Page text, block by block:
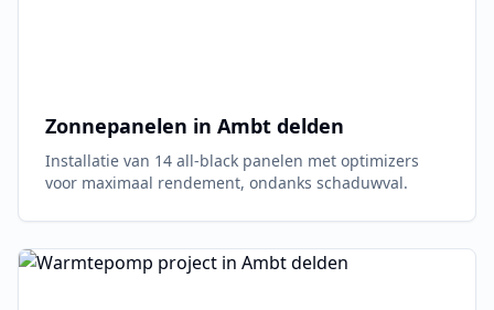
Zonnepanelen in Ambt delden
Installatie van 14 all-black panelen met optimizers
voor maximaal rendement, ondanks schaduwval.